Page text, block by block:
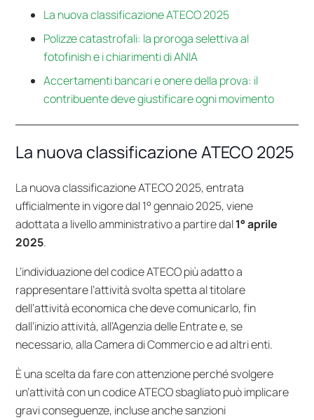
La nuova classificazione ATECO 2025
Polizze catastrofali: la proroga selettiva al
fotofinish e i chiarimenti di ANIA
Accertamenti bancari e onere della prova: il
contribuente deve giustificare ogni movimento
La nuova classificazione ATECO 2025
La nuova classificazione ATECO 2025, entrata
ufficialmente in vigore dal 1° gennaio 2025, viene
adottata a livello amministrativo a partire dal1° aprile
2025.
L’individuazione del codice ATECO più adatto a
rappresentare l’attività svolta spetta al titolare
dell’attività economica che deve comunicarlo, fin
dall’inizio attività, all’Agenzia delle Entrate e, se
necessario, alla Camera di Commercio e ad altri enti.
È una scelta da fare con attenzione perché svolgere
un’attività con un codice ATECO sbagliato può implicare
gravi conseguenze, incluse anche sanzioni